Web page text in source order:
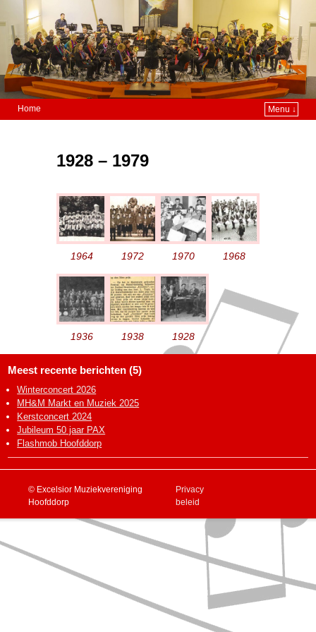
Home Menu ↓
1928 – 1979
1964 1972 1970 1968
1936 1938 1928
Meest recente berichten (5)
Winterconcert 2026
MH&M Markt en Muziek 2025
Kerstconcert 2024
Jubileum 50 jaar PAX
Flashmob Hoofddorp
© Excelsior Muziekvereniging
Hoofddorp
Privacy
beleid